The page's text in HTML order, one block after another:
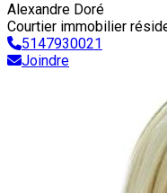
Alexandre Doré
Courtier immobilier
5147930021
Joindre